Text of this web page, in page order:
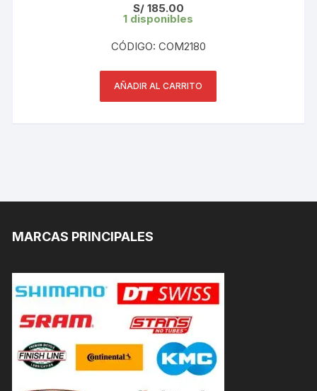
S/185.00
1 disponibles
CÓDIGO: COM2180
AÑADIR AL CARRITO
MARCAS PRINCIPALES